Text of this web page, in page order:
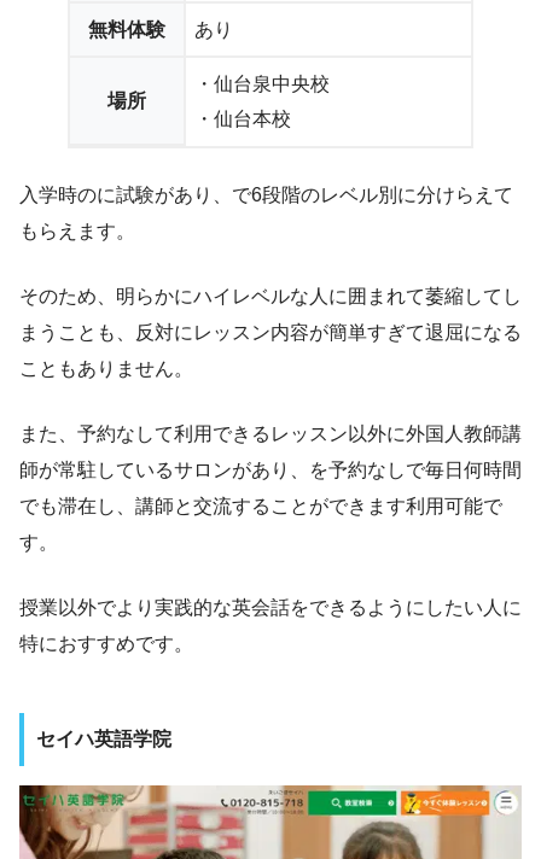
無料体験 あり
場所
・仙台泉中央校
・仙台本校
入学時のに試験があり、で6段階のレベル別に分けらえて
もらえます。
そのため、明らかにハイレベルな人に囲まれて萎縮してし
まうことも、反対にレッスン内容が簡単すぎて退屈になる
こともありません。
また、予約なして利用できるレッスン以外に外国人教師講
師が常駐しているサロンがあり、を予約なしで毎日何時間
でも滞在し、講師と交流することができます利用可能で
す。
授業以外でより実践的な英会話をできるようにしたい人に
特におすすめです。
セイハ英語学院